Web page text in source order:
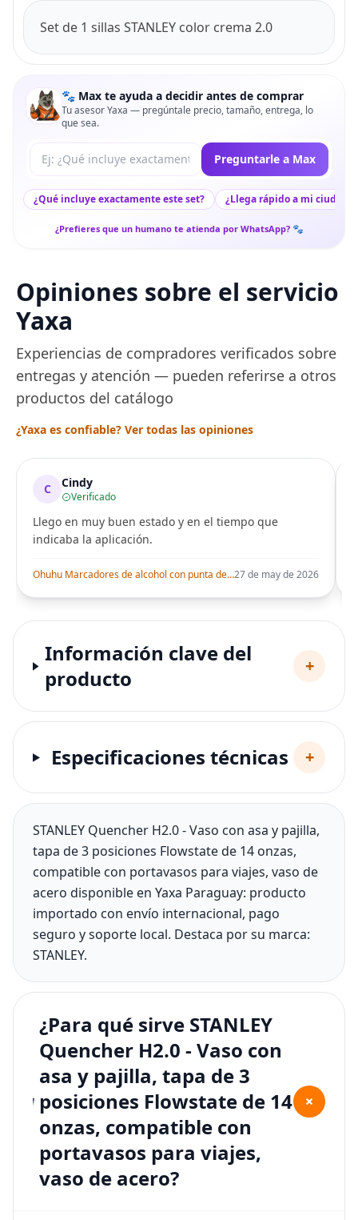
Set de 1 sillas STANLEY color crema 2.0
🐾 Max te ayuda a decidir antes de comprar
Tu asesor Yaxa — pregúntale precio, tamaño, entrega, lo
que sea.
Tu pregunta a Max Preguntarle a Max
¿Qué incluye exactamente este set? ¿Llega rápido a mi ciudad?
¿Prefieres que un humano te atienda por WhatsApp? 🐾
Opiniones sobre el servicio
Yaxa
Experiencias de compradores verificados sobre
entregas y atención — pueden referirse a otros
productos del catálogo
¿Yaxa es confiable? Ver todas las opiniones
C Cindy
Verificado
Llego en muy buen estado y en el tiempo que
indicaba la aplicación.
Ohuhu Marcadores de alcohol con punta de pincel – Juego de marcadores artísticos de doble punta con certificación AP para artistas adultos27 de may de 2026
Información clave del
producto
+
Especificaciones técnicas +
STANLEY Quencher H2.0 - Vaso con asa y pajilla,
tapa de 3 posiciones Flowstate de 14 onzas,
compatible con portavasos para viajes, vaso de
acero disponible en Yaxa Paraguay: producto
importado con envío internacional, pago
seguro y soporte local. Destaca por su marca:
STANLEY.
¿Para qué sirve STANLEY
Quencher H2.0 - Vaso con
asa y pajilla, tapa de 3
posiciones Flowstate de 14
onzas, compatible con
portavasos para viajes,
vaso de acero?
+